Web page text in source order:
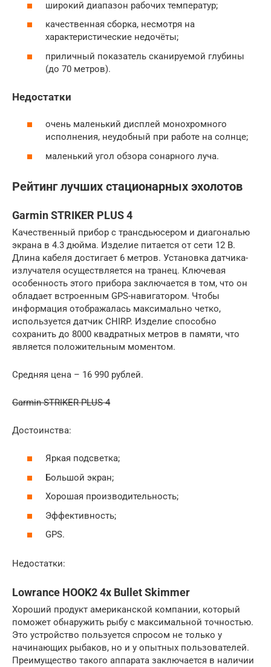
широкий диапазон рабочих температур;
качественная сборка, несмотря на
характеристические недочёты;
приличный показатель сканируемой глубины
(до 70 метров).
Недостатки
очень маленький дисплей монохромного
исполнения, неудобный при работе на солнце;
маленький угол обзора сонарного луча.
Рейтинг лучших стационарных эхолотов
Garmin STRIKER PLUS 4
Качественный прибор с трансдьюсером и диагональю
экрана в 4.3 дюйма. Изделие питается от сети 12 В.
Длина кабеля достигает 6 метров. Установка датчика-
излучателя осуществляется на транец. Ключевая
особенность этого прибора заключается в том, что он
обладает встроенным GPS-навигатором. Чтобы
информация отображалась максимально четко,
используется датчик CHIRP. Изделие способно
сохранить до 8000 квадратных метров в памяти, что
является положительным моментом.
Средняя цена – 16 990 рублей.
Garmin STRIKER PLUS 4
Достоинства:
Яркая подсветка;
Большой экран;
Хорошая производительность;
Эффективность;
GPS.
Недостатки:
Lowrance HOOK2 4x Bullet Skimmer
Хороший продукт американской компании, который
поможет обнаружить рыбу с максимальной точностью.
Это устройство пользуется спросом не только у
начинающих рыбаков, но и у опытных пользователей.
Преимущество такого аппарата заключается в наличии